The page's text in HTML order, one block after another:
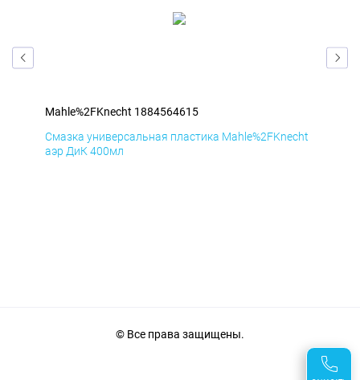
Mahle%2FKnecht 1884564615
Смазка универсальная пластика Mahle%2FKnecht
аэр ДиК 400мл
© Все права защищены.